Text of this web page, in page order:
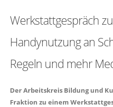
Werkstattgespräch
Handynutzung an
Regeln und mehr
Der Arbeitskreis Bildung und
Fraktion zu einem